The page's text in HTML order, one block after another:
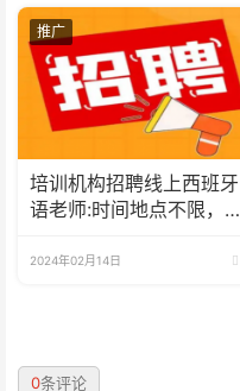
推广
培训机构招聘线上西班牙
语老师:时间地点不限，可
2024年02月14日
0条评论